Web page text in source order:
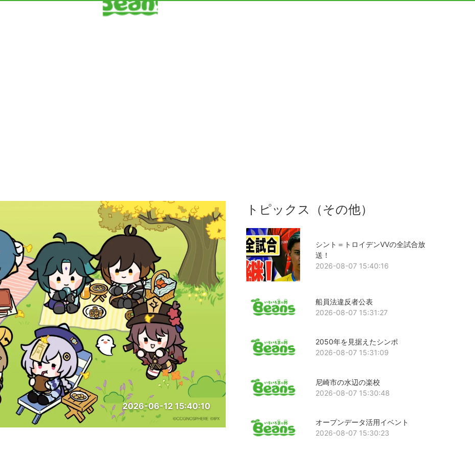
2026-06-12 15:40:10
トピックス（その他）
シント＝トロイデンVVの全試合放
送！
2026-08-07 15:40:16
船員法違反者公表
2026-08-07 15:31:27
2050年を見据えたシンポ
2026-08-07 15:31:09
尼崎市の水辺の楽校
2026-08-07 15:30:48
オープンデータ活用イベント
2026-08-07 15:30:23